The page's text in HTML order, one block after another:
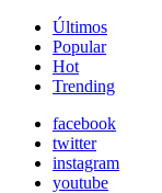
Últimos
Popular
Hot
Trending
facebook
twitter
instagram
youtube